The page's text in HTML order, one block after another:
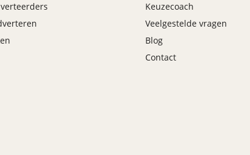
Keuzecoach
Veelgestelde vragen
Blog
Contact